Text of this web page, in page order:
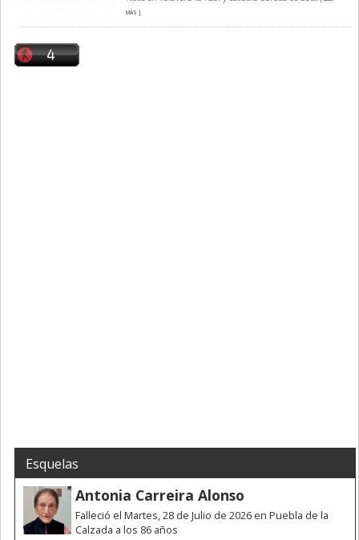
MÁS ]
Esquelas
Antonia Carreira Alonso
Falleció el Martes, 28 de Julio de 2026 en Puebla de la
Calzada a los 86 años